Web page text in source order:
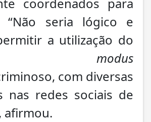
coordenados para
“Não seria lógico e
a utilização do
modus
com diversas
nas redes sociais de
afirmou.